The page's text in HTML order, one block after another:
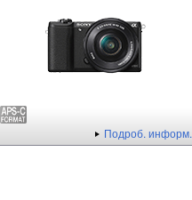
Подроб. информ.